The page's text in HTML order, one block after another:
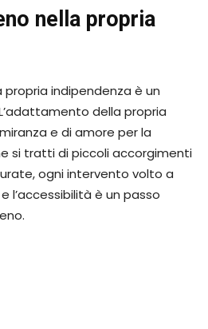
nella propria
indipendenza è un
della propria
e di amore per la
si tratti di piccoli accorgimenti
ogni intervento volto a
l’accessibilità è un passo